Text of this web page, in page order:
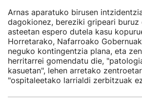
Arnas aparatuko birusen
dagokionez, bereziki gripeari buruz
asteetan espero dutela kasu
Horretarako, Nafarroako
neguko kontingentzia plana, eta
herritarrei gomendatu die,
kasuetan", lehen arretako
"ospitaleetako larrialdi zerbitzuak